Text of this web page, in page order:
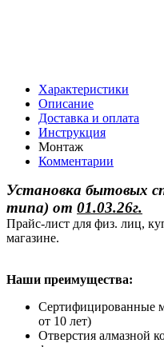
Характеристики
Описание
Доставка и оплата
Инструкция
Монтаж
Комментарии
Установка бытовых
типа) от 01.03.26г.
Прайс-лист для физ. лиц,
магазине.
Наши преимущества:
Сертифицированные
от 10 лет)
Отверстия алмазной